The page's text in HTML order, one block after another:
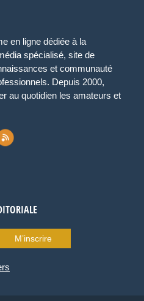
en ligne dédiée à la
spécialisé, site de
et communauté
Depuis 2000,
au quotidien les amateurs et
M’inscrire